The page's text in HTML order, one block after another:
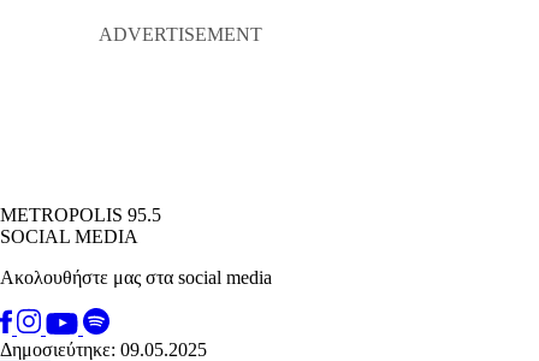
METROPOLIS 95.5
SOCIAL MEDIA
Ακολουθήστε μας στα social media
Δημοσιεύτηκε: 09.05.2025